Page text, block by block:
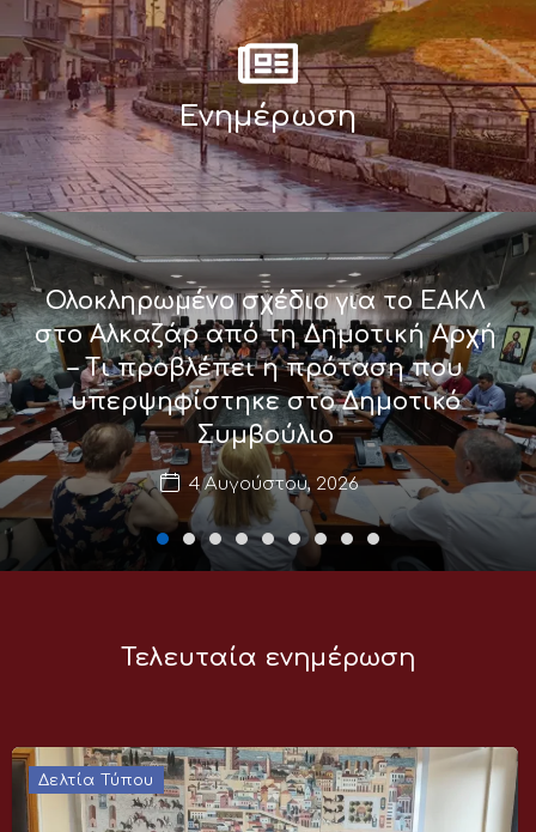
Ολοκληρωμένο σχέδιο για το ΕΑΚΛ
στο Αλκαζάρ από τη Δημοτική Αρχή
– Τι προβλέπει η πρόταση που
υπερψηφίστηκε στο Δημοτικό
Συμβούλιο
4 Αυγούστου, 2026
Ενημέρωση
Τελευταία ενημέρωση
Δελτία Τύπου